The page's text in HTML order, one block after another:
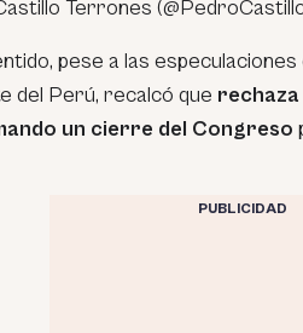
Terrones
pese a las
del Perú, recalcó que
un cierre del Congreso
PUBLICIDAD